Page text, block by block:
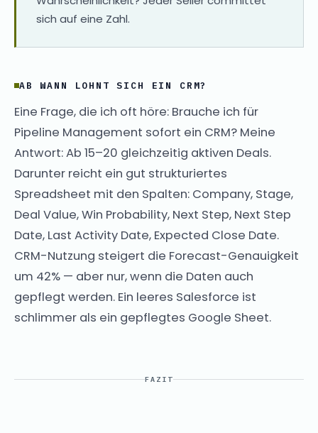
sich auf eine Zahl.
AB WANN LOHNT SICH EIN CRM?
Eine Frage, die ich oft höre: Brauche ich für
Pipeline Management sofort ein CRM? Meine
Antwort: Ab 15–20 gleichzeitig aktiven Deals.
Darunter reicht ein gut strukturiertes
Spreadsheet mit den Spalten: Company, Stage,
Deal Value, Win Probability, Next Step, Next Step
Date, Last Activity Date, Expected Close Date.
CRM-Nutzung steigert die Forecast-Genauigkeit
um 42% — aber nur, wenn die Daten auch
gepflegt werden. Ein leeres Salesforce ist
schlimmer als ein gepflegtes Google Sheet.
FAZIT